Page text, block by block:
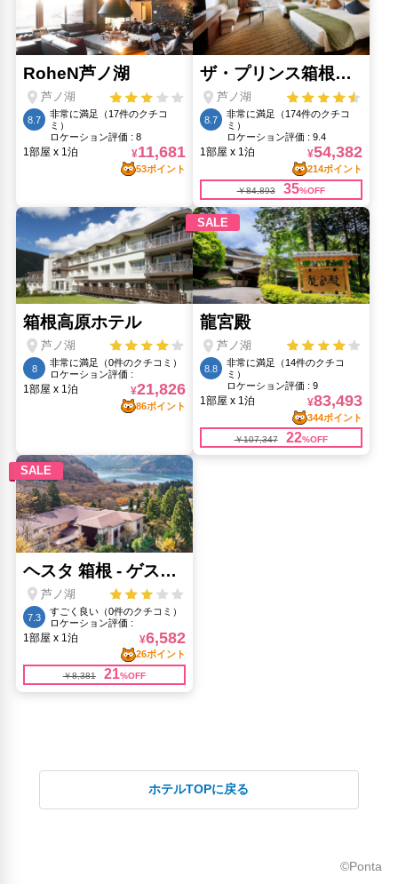
小田原城(14.26km)
箱根ガラスの森美術館(3.58km)
箱根神社／九頭竜神社新宮(4.5km)
ポーラ美術館(2.94km)
ホテルTOPに戻る
©Ponta